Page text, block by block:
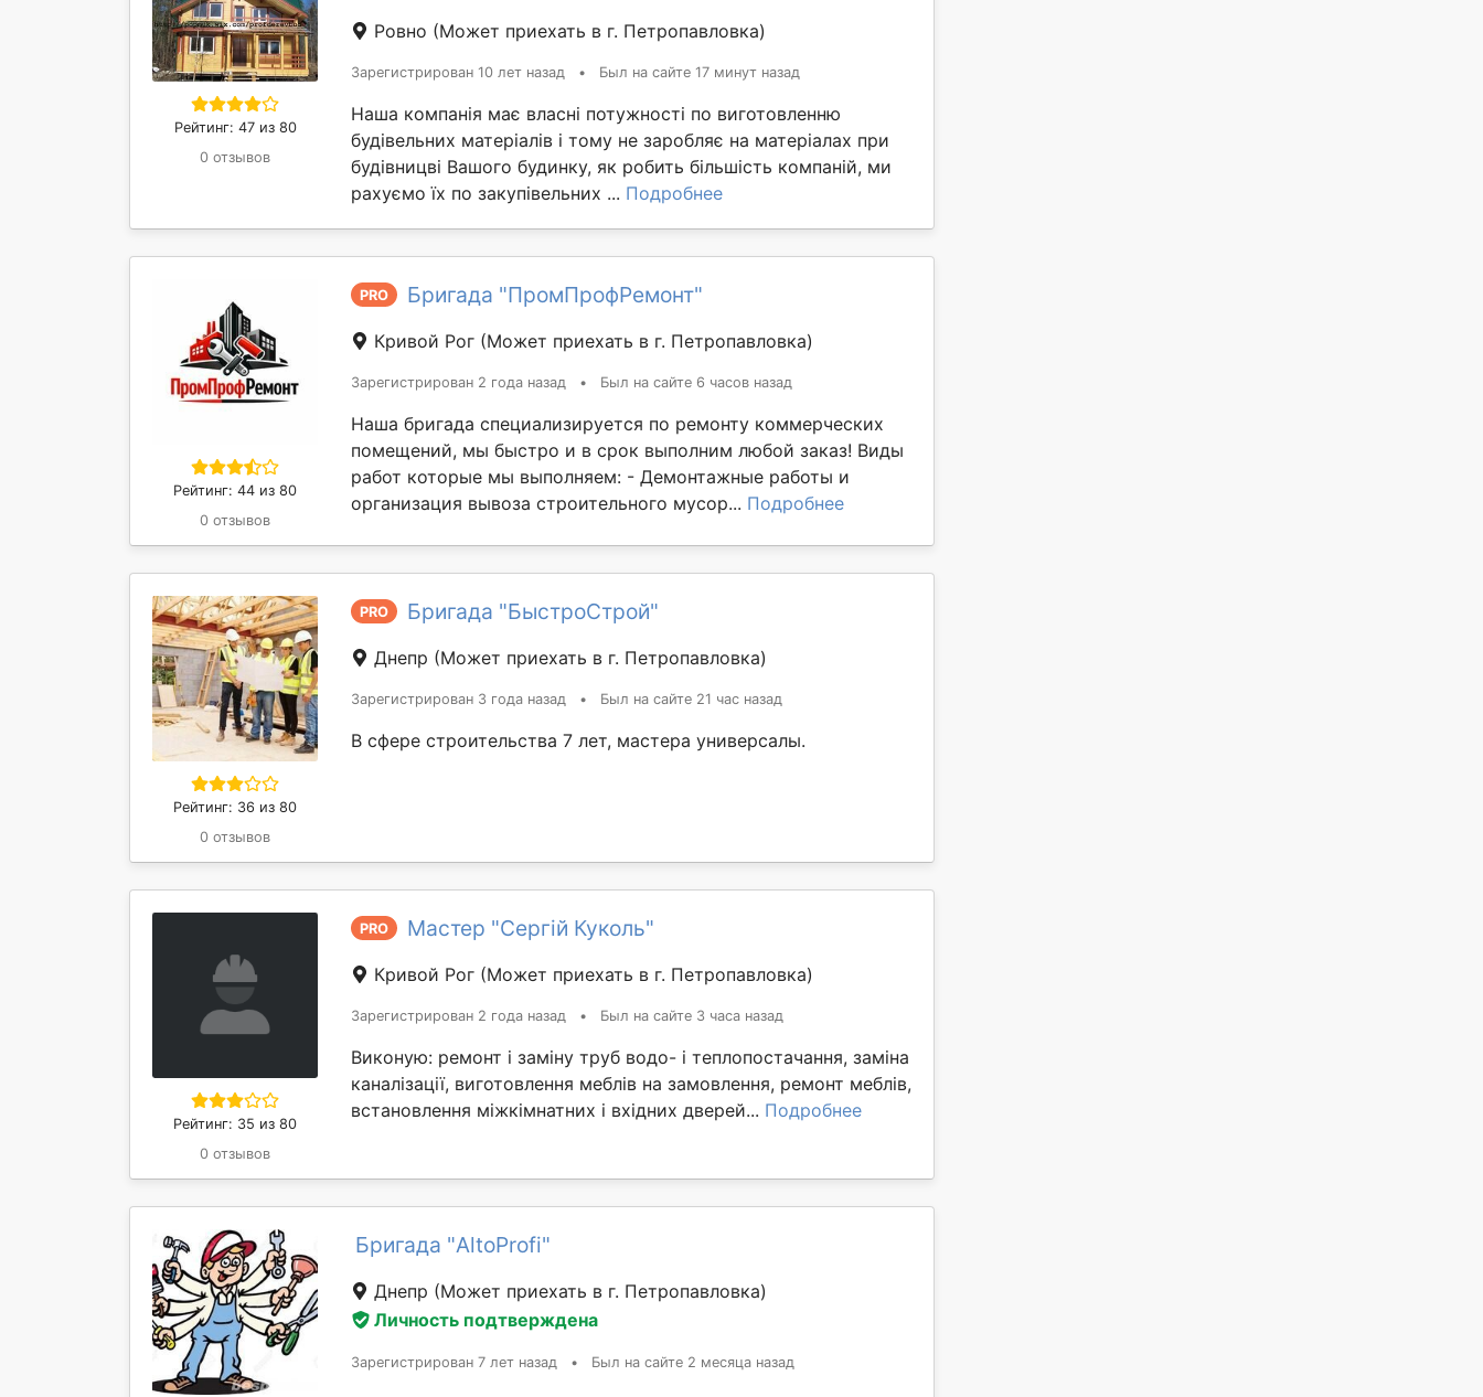
Рейтинг: 47 из 80
0 отзывов
Ровно (Может приехать в г. Петропавловка)
Зарегистрирован 10 лет назад • Был на сайте 17 минут назад
Наша компанія має власні потужності по виготовленню
будівельних матеріалів і тому не заробляє на матеріалах при
будівницві Вашого будинку, як робить більшість компаній, ми
рахуємо їх по закупівельних ... Подробнее
Рейтинг: 44 из 80
0 отзывов
PRO Бригада "ПромПрофРемонт"
Кривой Рог (Может приехать в г. Петропавловка)
Зарегистрирован 2 года назад • Был на сайте 6 часов назад
Наша бригада специализируется по ремонту коммерческих
помещений, мы быстро и в срок выполним любой заказ! Виды
работ которые мы выполняем: - Демонтажные работы и
организация вывоза строительного мусор... Подробнее
Рейтинг: 36 из 80
0 отзывов
PRO Бригада "БыстроСтрой"
Днепр (Может приехать в г. Петропавловка)
Зарегистрирован 3 года назад • Был на сайте 21 час назад
В сфере строительства 7 лет, мастера универсалы.
Рейтинг: 35 из 80
0 отзывов
PRO Мастер "Сергій Куколь"
Кривой Рог (Может приехать в г. Петропавловка)
Зарегистрирован 2 года назад • Был на сайте 3 часа назад
Виконую: ремонт і заміну труб водо- і теплопостачання, заміна
каналізації, виготовлення меблів на замовлення, ремонт меблів,
встановлення міжкімнатних і вхідних дверей... Подробнее
Бригада "AltoProfi"
Днепр (Может приехать в г. Петропавловка)
Личность подтверждена
Зарегистрирован 7 лет назад • Был на сайте 2 месяца назад